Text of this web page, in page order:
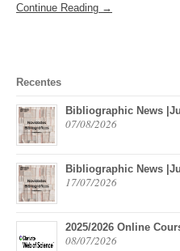
Continue Reading →
Recentes
Bibliographic News
07/08/2026
Bibliographic News
17/07/2026
2025/2026 Online
08/07/2026